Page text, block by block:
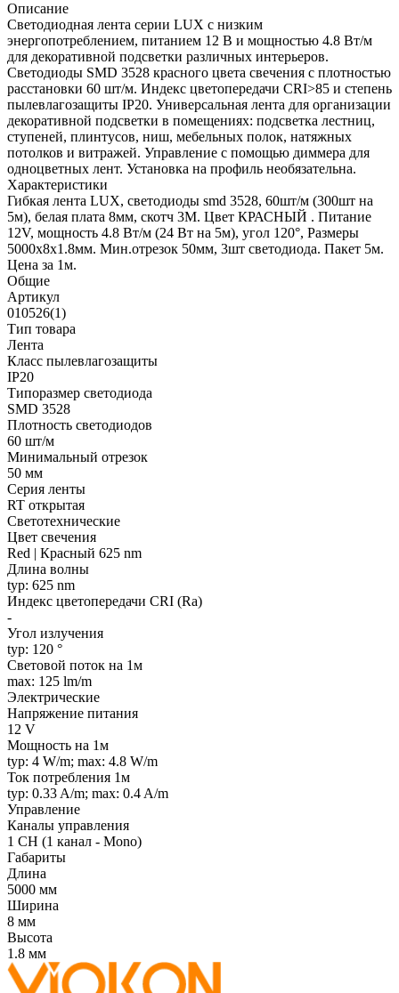
Описание
Светодиодная лента серии LUX с низким
энергопотреблением, питанием 12 В и мощностью 4.8 Вт/м
для декоративной подсветки различных интерьеров.
Светодиоды SMD 3528 красного цвета свечения с плотностью
расстановки 60 шт/м. Индекс цветопередачи CRI>85 и степень
пылевлагозащиты IP20. Универсальная лента для организации
декоративной подсветки в помещениях: подсветка лестниц,
ступеней, плинтусов, ниш, мебельных полок, натяжных
потолков и витражей. Управление с помощью диммера для
одноцветных лент. Установка на профиль необязательна.
Характеристики
Гибкая лента LUX, светодиоды smd 3528, 60шт/м (300шт на
5м), белая плата 8мм, скотч 3М. Цвет КРАСНЫЙ . Питание
12V, мощность 4.8 Вт/м (24 Вт на 5м), угол 120°, Размеры
5000х8x1.8мм. Мин.отрезок 50мм, 3шт светодиода. Пакет 5м.
Цена за 1м.
Общие
Артикул
010526(1)
Тип товара
Лента
Класс пылевлагозащиты
IP20
Типоразмер светодиода
SMD 3528
Плотность светодиодов
60 шт/м
Минимальный отрезок
50 мм
Серия ленты
RT открытая
Светотехнические
Цвет свечения
Red | Красный 625 nm
Длина волны
typ: 625 nm
Индекс цветопередачи CRI (Ra)
-
Угол излучения
typ: 120 °
Световой поток на 1м
max: 125 lm/m
Электрические
Напряжение питания
12 V
Мощность на 1м
typ: 4 W/m; max: 4.8 W/m
Ток потребления 1м
typ: 0.33 A/m; max: 0.4 A/m
Управление
Каналы управления
1 CH (1 канал - Mono)
Габариты
Длина
5000 мм
Ширина
8 мм
Высота
1.8 мм